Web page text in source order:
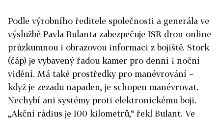
Podle výrobního ředitele společnosti a generála ve
výslužbě Pavla Bulanta zabezpečuje ISR dron online
průzkumnou i obrazovou informaci z bojiště. Stork
(čáp) je vybavený řadou kamer pro denní i noční
vidění. Má také prostředky pro manévrování –
když je zezadu napaden, je schopen manévrovat.
Nechybí ani systémy proti elektronickému boji.
„Akční rádius je 100 kilometrů,“ řekl Bulant. Ve